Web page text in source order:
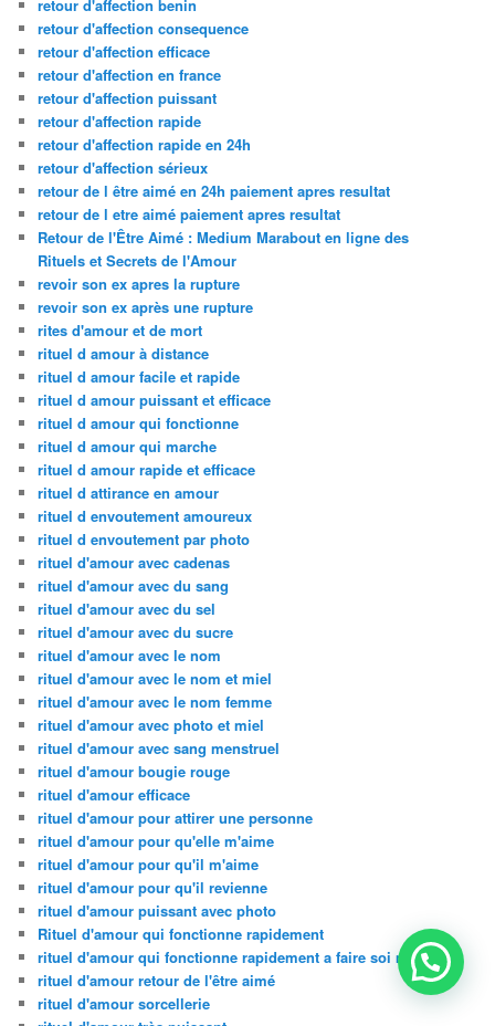
retour d'affection benin
retour d'affection consequence
retour d'affection efficace
retour d'affection en france
retour d'affection puissant
retour d'affection rapide
retour d'affection rapide en 24h
retour d'affection sérieux
retour de l être aimé en 24h paiement apres resultat
retour de l etre aimé paiement apres resultat
Retour de l'Être Aimé : Medium Marabout en ligne des
Rituels et Secrets de l'Amour
revoir son ex apres la rupture
revoir son ex après une rupture
rites d'amour et de mort
rituel d amour à distance
rituel d amour facile et rapide
rituel d amour puissant et efficace
rituel d amour qui fonctionne
rituel d amour qui marche
rituel d amour rapide et efficace
rituel d attirance en amour
rituel d envoutement amoureux
rituel d envoutement par photo
rituel d'amour avec cadenas
rituel d'amour avec du sang
rituel d'amour avec du sel
rituel d'amour avec du sucre
rituel d'amour avec le nom
rituel d'amour avec le nom et miel
rituel d'amour avec le nom femme
rituel d'amour avec photo et miel
rituel d'amour avec sang menstruel
rituel d'amour bougie rouge
rituel d'amour efficace
rituel d'amour pour attirer une personne
rituel d'amour pour qu'elle m'aime
rituel d'amour pour qu'il m'aime
rituel d'amour pour qu'il revienne
rituel d'amour puissant avec photo
Rituel d'amour qui fonctionne rapidement
rituel d'amour qui fonctionne rapidement a faire soi meme
rituel d'amour retour de l'être aimé
rituel d'amour sorcellerie